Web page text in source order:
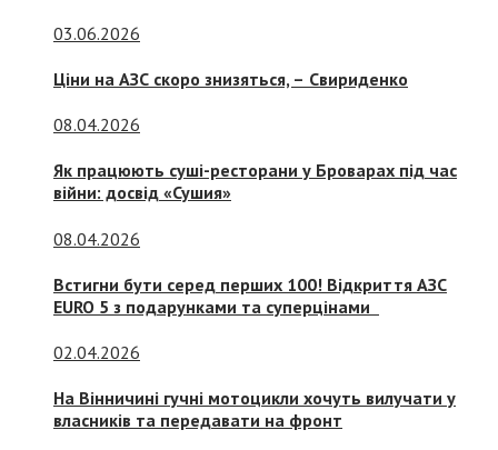
03.06.2026
Ціни на АЗС скоро знизяться, – Свириденко
08.04.2026
Як працюють суші-ресторани у Броварах під час
війни: досвід «Сушия»
08.04.2026
Встигни бути серед перших 100! Відкриття АЗС
EURO 5 з подарунками та суперцінами
02.04.2026
На Вінничині гучні мотоцикли хочуть вилучати у
власників та передавати на фронт